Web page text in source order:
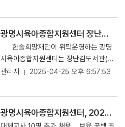
하였다. '양말목줄키링, 바다유리마크넷,
지구를 살리는 책갈피 만들기' 체험부스
가 운영되었고, 경품뽑기가 함께 진행되
어 400명 이상의 광명시 어린이들과 부
시육아종합지원센터는 ‘일상에서 자연을
중요성을 지속적으로 알리고 지키는데
동참할 수 있도록 지원하겠다’고 밝혔
일 전했다. 이번 프로그램은 예비 초등
었으며, 놀이를 통해 또래 친구들과의 긍
정적인 상호작용을 자연스럽게 배울 수
있도록 기획되었다. 사전평가를 통하여,
발달과 기질이 유사한 아동끼리 그룹을
증진을 목표로 프로그램을 진행하였다.
또한 프로그램 종료 후에도 사후상담을
제공하여, 가정에서 지속적으로 사회성
광명시육아종합지원센터 장난감도서관(광명점), 신규 장난감 입고 안내
시육아종합지원센터는 장난감도서관(소
하점, 광명점, 하안점) 3개의 지점이 운
는 29일부터 관내 영유아 부모를 대상으
스를 제공한다고 25일 밝혔다. 신규 장
관리자 2025-04-25 오후 6:57:53
광명시육아종합지원센터, 2025년 교육부 대체교사 채용 확대